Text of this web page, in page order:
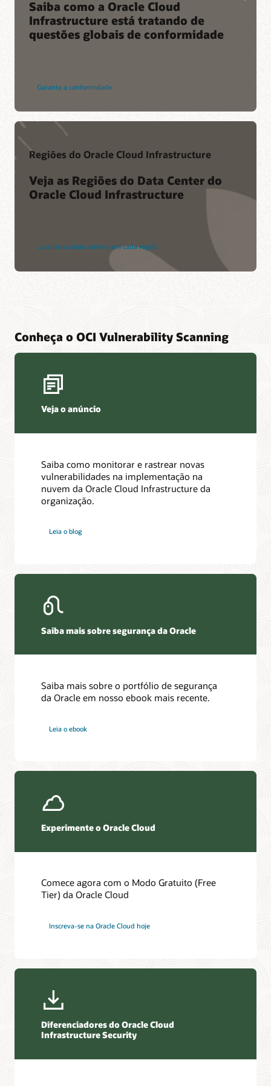
Saiba como a Oracle Cloud
Infrastructure está tratando de
questões globais de conformidade
Garanta a conformidade
Regiões do Oracle Cloud Infrastructure
Veja as Regiões do Data Center do
Oracle Cloud Infrastructure
Localize os data centers em cada região
Conheça o OCI Vulnerability Scanning
Veja o anúncio
Saiba como monitorar e rastrear novas
vulnerabilidades na implementação na
nuvem da Oracle Cloud Infrastructure da
organização.
Leia o blog
Saiba mais sobre segurança da Oracle
Saiba mais sobre o portfólio de segurança
da Oracle em nosso ebook mais recente.
Leia o ebook
Experimente o Oracle Cloud
Comece agora com o Modo Gratuito (Free
Tier) da Oracle Cloud
Inscreva-se na Oracle Cloud hoje
Diferenciadores do Oracle Cloud
Infrastructure Security